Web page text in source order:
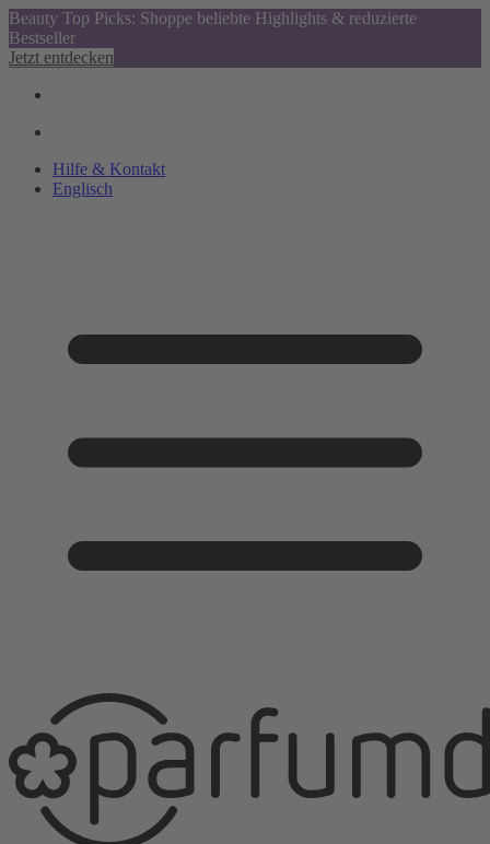
Beauty Top Picks: Shoppe beliebte Highlights & reduzierte
Bestseller
Jetzt entdecken
Hilfe & Kontakt
Englisch